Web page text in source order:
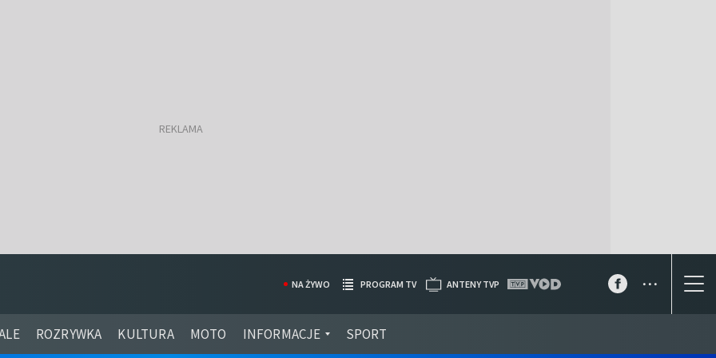
ROZRYWKA KULTURA MOTO INFORMACJE SPORT
NA ŻYWO PROGRAM TV ANTENY TVP ...